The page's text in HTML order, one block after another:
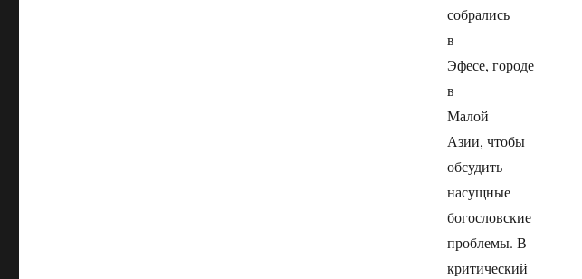
собрались
в
Эфесе, городе
в
Малой
Азии, чтобы
обсудить
насущные
богословские
проблемы. В
критический